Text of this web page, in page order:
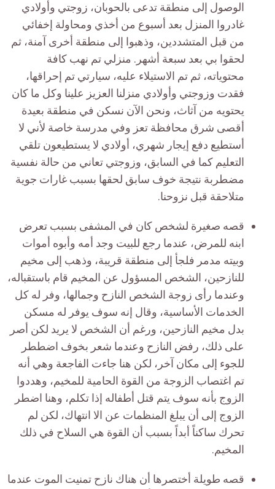
الوصول إلى منطقة تدعى بالحوبان، زوجتي وأولادي
غادروا المنزل بعد أسبوع من أخذي ومحاولة إخفائي
من قبل المتشددين، وذهبوا إلى منطقة أخرى آمنة، ثم
لحقوا بي بعد سبعة أشهر. منزلي تم نهب كافة
محتوياته، ثم تم الاستيلاء عليه، سيارتي تم إحراقها،
فقدت وزوجتي وأولادي منزلنا العزيز علينا وكل ما كان
يحتويه من آثاث، ونحن الآن نسكن في منطقة بعيدة
أقصى شرق محافظة تعز وفي مدرسة خاصة لأني لا
أستطيع دفع إيجار شهري، أولادي لا يستطيعون تلقي
التعليم كما في السابق، وزوجتي تعاني من حالة نفسية
مضطربة نتيجة خوف سابق لحقها بسبب غارات جوية
متلاحقة قبل نزوحنا.
قصه صغيرة لشخص كان في المشفى بسبب تعرض
ابنه للمرض، عندما رجع للبيت وجد أمه وأبوه أموات
وبيته مدمر فلجأ إلى منطقة قريبة، وذهب إلى مخيم
للنازحين، الشخص المسؤول عن المخيم قام باستقباله،
وعندما رأى زوجة الشخص النازح وجمالها، وفر له كل
الخدمات الأساسية، وقال إنه سوف يوفر له مسكن
بدل مخيم النازحين، ورغم أن الشخص لا يريد لكن أصر
على ذلك، رفض النازح وعندما شعر بخوف اضططر
للجوء إلى مكان آخر، لكن هنا جاءت الفاجعة وهي أنه
تم اغتصاب الزوجة من القوة الحامية للمخيم، وهددوا
الزوج بأنه سوف يتم قتل أطفاله إذا تكلم، وهنا اضطر
الزوج إلى أن يبلغ المنظمات عن الا انتهاك، لكن لم
تحرك ساكناً أبداً بسبب أن القوة هي السلاح في ذلك
المخيم.
قصه طويلة أختصرها أن هناك نازح تمنيت الموت عندما